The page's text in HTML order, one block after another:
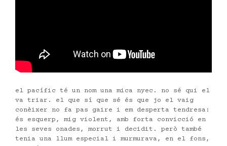
el pacífic té un nom una mica nyec. no sé qui el
va triar. el que sí que sé és que jo el vaig
conèixer no fa pas gaire i em desperta tendresa:
és esquerp, mig violent, amb forta convicció en
les seves onades, morrut i decidit. però també
tenia una llum especial i murmurava, en el fons,